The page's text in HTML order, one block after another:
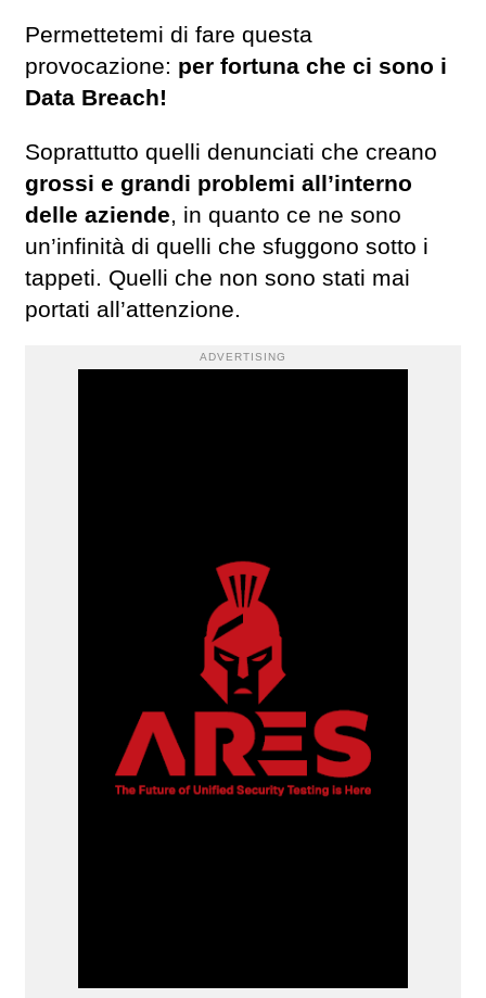
Permettetemi di fare questa
provocazione: per fortuna che ci sono i
Data Breach!
Soprattutto quelli denunciati che creano
grossi e grandi problemi all’interno
delle aziende, in quanto ce ne sono
un’infinità di quelli che sfuggono sotto i
tappeti. Quelli che non sono stati mai
portati all’attenzione.
ADVERTISING